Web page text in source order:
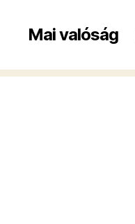
Mai valóság